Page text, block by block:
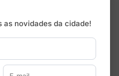
as novidades da cidade!